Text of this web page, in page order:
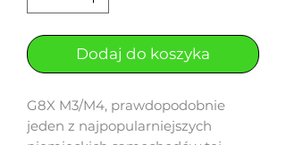
Dodaj do koszyka
G8X M3/M4, prawdopodobnie
jeden z najpopularniejszych